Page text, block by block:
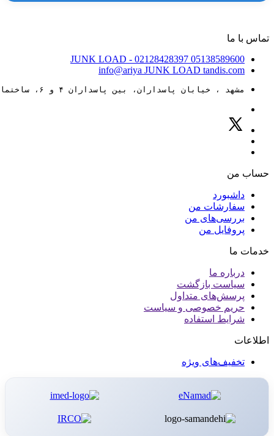
تماس با ما
05138589600
JUNK LOAD - 02128428397
info@ariya JUNK LOAD tandis.com
مشهد ، خیابان پاسداران، بین پاسداران ۴ و ۶، ساختمان ۸۸
حساب من
داشبورد
سفارشات من
بررسی‌های من
پروفایل من
خدمات ما
درباره ما
سیاست بازگشت
پرسش‌های متداول
حریم خصوصی و سیاست
شرایط استفاده
اطلاعات
تخفیف‌های ویژه